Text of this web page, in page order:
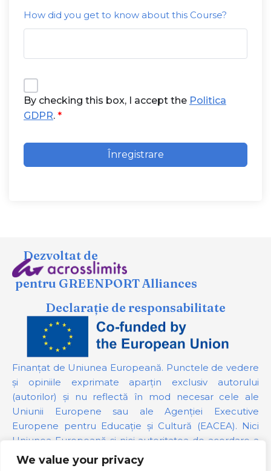
We value your privacy
How did you get to know about this Course?
By checking this box, I accept the Politica
GDPR.
Înregistrare
Dezvoltat de
pentru GREENPORT Alliances
Declarație de responsabilitate
Finanțat de Uniunea Europeană. Punctele de vedere
și opiniile exprimate aparțin exclusiv autorului
(autorilor) și nu reflectă în mod necesar cele ale
Uniunii Europene sau ale Agenției Executive
Europene pentru Educație și Cultură (EACEA). Nici
Uniunea Europeană și nici autoritatea de acordare a
finanțării nu pot fi trase la răspundere pentru acestea.